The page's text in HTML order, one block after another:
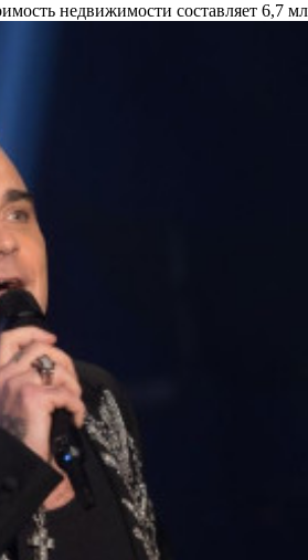
недвижимости составляет 6,7